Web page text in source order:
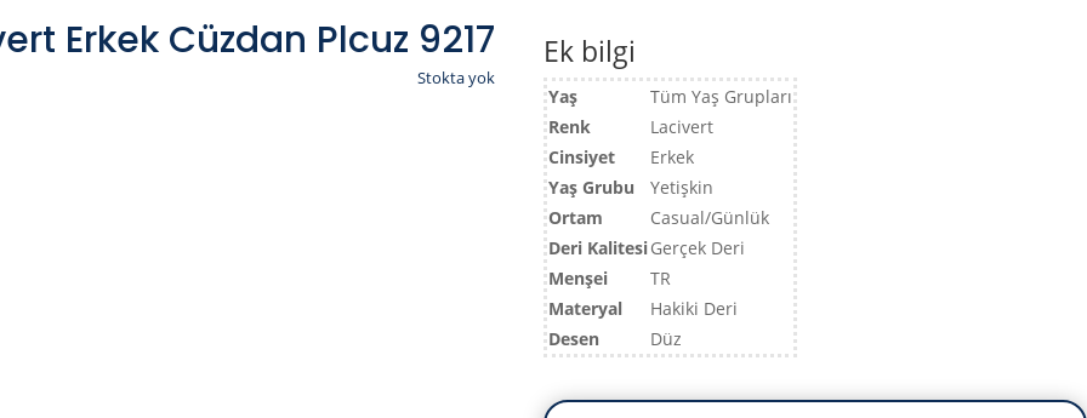
Erkek Cüzdan Plcuz 9217
Stokta yok
Ek bilgi
Yaş
Tüm Yaş Grupları
Renk
Lacivert
Cinsiyet
Erkek
Yaş Grubu
Yetişkin
Ortam
Casual/Günlük
Deri KalitesiGerçek Deri
Menşei
TR
Materyal
Hakiki Deri
Desen
Düz